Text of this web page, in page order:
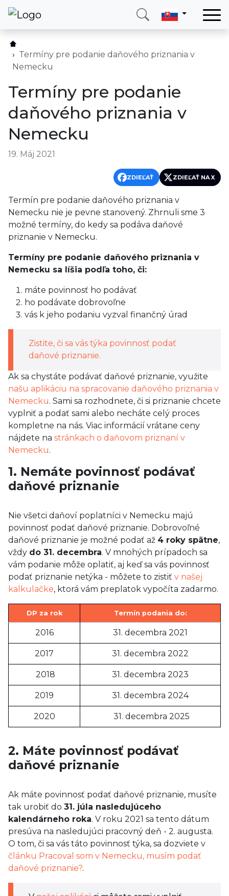
Služby
O nás
Blog
Kontakt
Termíny pre podanie daňového priznania v
Nemecku
Termíny pre podanie
daňového priznania v
Nemecku
19. Máj 2021
ZDIEĽAŤ ZDIEĽAŤ NA X
Termín pre podanie daňového priznania v
Nemecku nie je pevne stanovený. Zhrnuli sme 3
možné termíny, do kedy sa podáva daňové
priznanie v Nemecku.
Termíny pre podanie daňového priznania v
Nemecku sa líšia podľa toho, či:
máte povinnosť ho podávať
ho podávate dobrovoľne
vás k jeho podaniu vyzval finančný úrad
Zistite, či sa vás týka povinnosť podať
daňové priznanie.
Ak sa chystáte podávať daňové priznanie, využite
našu aplikáciu na spracovanie daňového priznania v
Nemecku. Sami sa rozhodnete, či si priznanie chcete
vyplniť a podať sami alebo necháte celý proces
kompletne na nás. Viac informácií vrátane ceny
nájdete na stránkach o daňovom priznaní v
Nemecku.
1. Nemáte povinnosť podávať
daňové priznanie
Nie všetci daňoví poplatníci v Nemecku majú
povinnosť podať daňové priznanie. Dobrovoľné
daňové priznanie je možné podať až 4 roky spätne,
vždy do 31. decembra. V mnohých prípadoch sa
vám podanie môže oplatiť, aj keď sa vás povinnosť
podať priznanie netýka - môžete to zistiť v našej
kalkulačke, ktorá vám preplatok vypočíta zadarmo.
DP za rok Termín podania do:
2016 31. decembra 2021
2017 31. decembra 2022
2018 31. decembra 2023
2019 31. decembra 2024
2020 31. decembra 2025
2. Máte povinnosť podávať
daňové priznanie
Ak máte povinnosť podať daňové priznanie, musíte
tak urobiť do 31. júla nasledujúceho
kalendárneho roka. V roku 2021 sa tento dátum
presúva na nasledujúci pracovný deň - 2. augusta.
O tom, či sa vás táto povinnosť týka, sa dozviete v
článku Pracoval som v Nemecku, musím podať
daňové priznanie?.